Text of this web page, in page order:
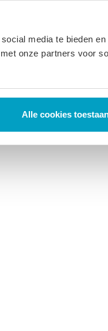
media te bieden en
onze partners voor
Alle cookies